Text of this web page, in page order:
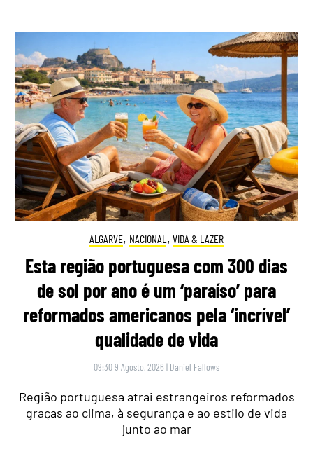
ALGARVE, NACIONAL , VIDA & LAZER
Esta região portuguesa com 300 dias
de sol por ano é um ‘paraíso’ para
reformados americanos pela ‘incrível’
qualidade de vida
09:30 9 Agosto, 2026 | Daniel Fallows
Região portuguesa atrai estrangeiros reformados
graças ao clima, à segurança e ao estilo de vida
junto ao mar